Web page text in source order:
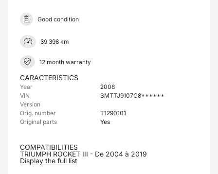
Good condition
39 398 km
12 month warranty
CARACTERISTICS
Year
2008
VIN
SMTTJ9107G8******
Version
Orig. number
T1290101
Original parts
Yes
COMPATIBILITIES
TRIUMPH ROCKET III - De 2004 à 2019
Display the full list